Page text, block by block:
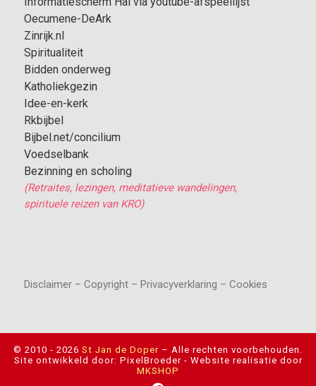
Oecumene-DeArk
Zinrijk.nl
Spiritualiteit
Bidden onderweg
Katholiekgezin
Idee-en-kerk
Rkbijbel
Bijbel.net/concilium
Voedselbank
Bezinning en scholing
(Retraites, lezingen, meditatieve wandelingen,
spirituele reizen van KRO)
Disclaimer – Copyright – Privacyverklaring – Cookies
© 2010 - 2026 St Jan de Doper – Alle rechten voorbehouden.
Site ontwikkeld door: PixelBroeder - Website realisatie door
MKSHOP